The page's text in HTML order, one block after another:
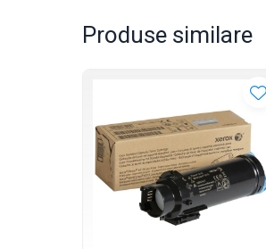
Produse similare